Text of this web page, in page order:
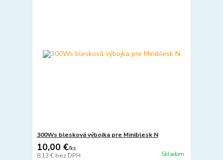
300Ws blesková výbojka pre Miniblesk N
10,00 €/ks
8,13 € bez DPH Skladom